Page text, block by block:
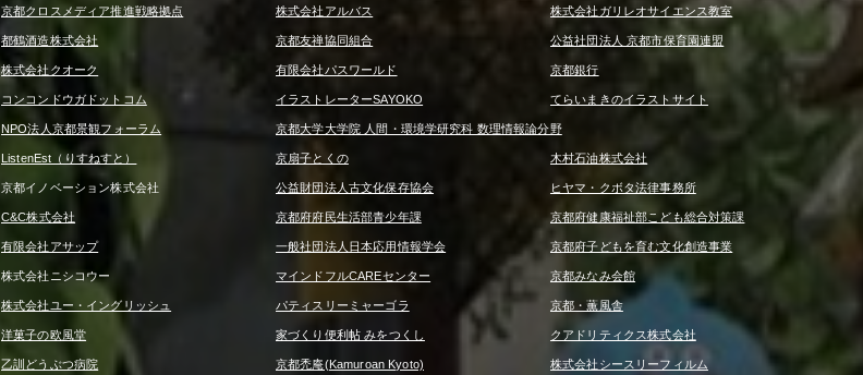
京都クロスメディア推進戦略拠点 株式会社アルバス 株式会社ガリレオサイエンス教室
都鶴酒造株式会社 京都友禅協同組合 公益社団法人 京都市保育園連盟
株式会社クオーク 有限会社パスワールド 京都銀行
コンコンドウガドットコム イラストレーターSAYOKO てらいまきのイラストサイト
NPO法人京都景観フォーラム 京都大学大学院 人間・環境学研究科 数理情報論分野
ListenEst（りすねすと） 京扇子とくの 木村石油株式会社
京都イノベーション株式会社 公益財団法人古文化保存協会 ヒヤマ・クボタ法律事務所
C&C株式会社 京都府府民生活部青少年課 京都府健康福祉部こども総合対策課
有限会社アサップ 一般社団法人日本応用情報学会 京都府子どもを育む文化創造事業
株式会社ニシコウー マインドフルCAREセンター 京都みなみ会館
株式会社ユー・イングリッシュ パティスリーミャーゴラ 京都・薫風舎
洋菓子の欧風堂 家づくり便利帖 みをつくし クアドリティクス株式会社
乙訓どうぶつ病院 京都禿庵(Kamuroan Kyoto) 株式会社シースリーフィルム